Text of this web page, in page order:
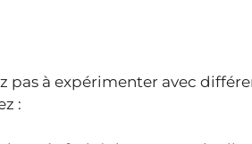
pas à expérimenter avec
: